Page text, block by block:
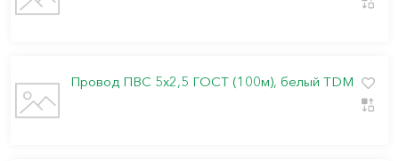
Провод ПВС 5х2,5 ГОСТ (100м), белый TDM